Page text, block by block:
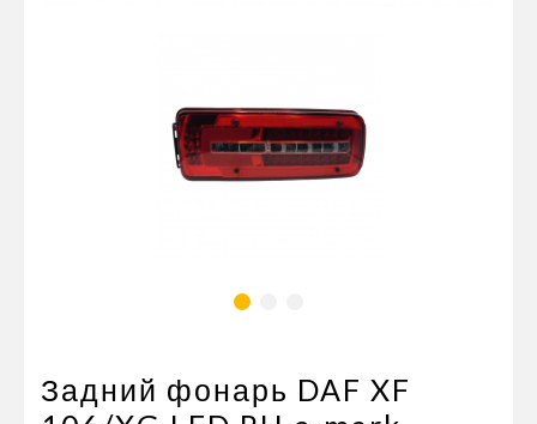
кондиционировани
Стяжные ремни и тросы
Задний фонарь DAF XF